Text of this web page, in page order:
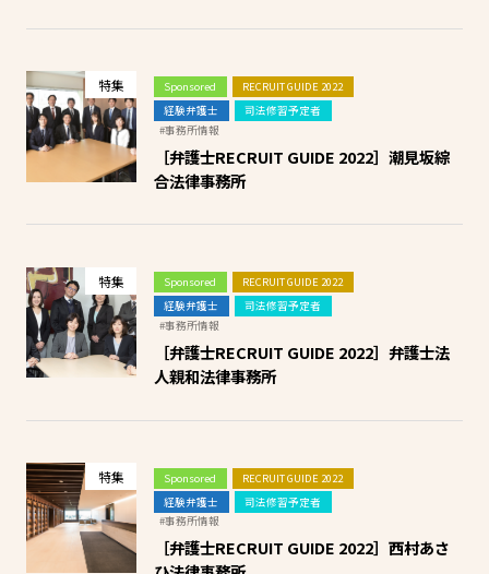
特集 Sponsored
RECRUIT GUIDE 2022
経験弁護士
司法修習予定者
#事務所情報
［弁護士RECRUIT GUIDE 2022］潮見坂綜
合法律事務所
特集 Sponsored
RECRUIT GUIDE 2022
経験弁護士
司法修習予定者
#事務所情報
［弁護士RECRUIT GUIDE 2022］弁護士法
人親和法律事務所
特集 Sponsored
RECRUIT GUIDE 2022
経験弁護士
司法修習予定者
#事務所情報
［弁護士RECRUIT GUIDE 2022］西村あさ